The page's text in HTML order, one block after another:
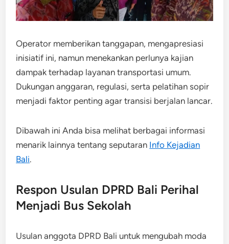
Operator memberikan tanggapan, mengapresiasi
inisiatif ini, namun menekankan perlunya kajian
dampak terhadap layanan transportasi umum.
Dukungan anggaran, regulasi, serta pelatihan sopir
menjadi faktor penting agar transisi berjalan lancar.
Dibawah ini Anda bisa melihat berbagai informasi
menarik lainnya tentang seputaran Info Kejadian
Bali.
Respon Usulan DPRD Bali Perihal
Menjadi Bus Sekolah
Usulan anggota DPRD Bali untuk mengubah moda